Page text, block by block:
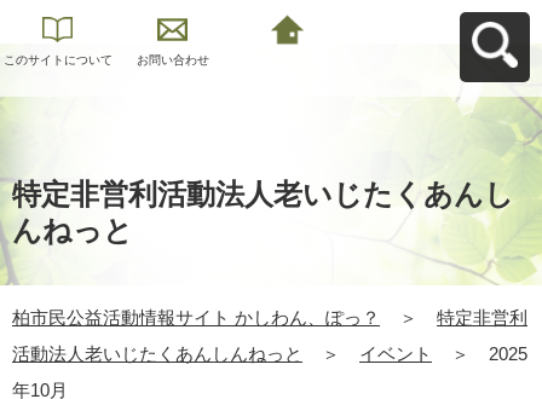
このサイトについて お問い合わせ
特定非営利活動法人老いじたくあんし
んねっと
柏市民公益活動情報サイト かしわん、ぽっ？ ＞
特定非営利
活動法人老いじたくあんしんねっと
＞ イベント ＞
2025
年10月